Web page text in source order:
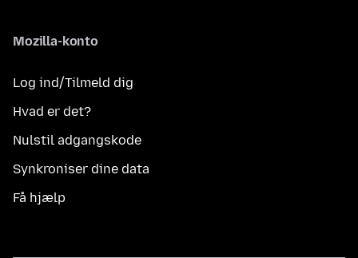
Mozilla-konto
Log ind/Tilmeld dig
Hvad er det?
Nulstil adgangskode
Synkroniser dine data
Få hjælp